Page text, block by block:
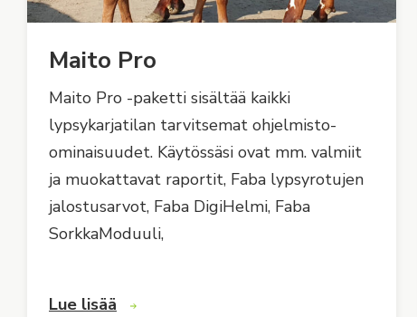
Maito Pro
Maito Pro -paketti sisältää kaikki
lypsykarjatilan tarvitsemat ohjelmisto-
ominaisuudet. Käytössäsi ovat mm. valmiit
ja muokattavat raportit, Faba lypsyrotujen
jalostusarvot, Faba DigiHelmi, Faba
SorkkaModuuli,
Lue lisää